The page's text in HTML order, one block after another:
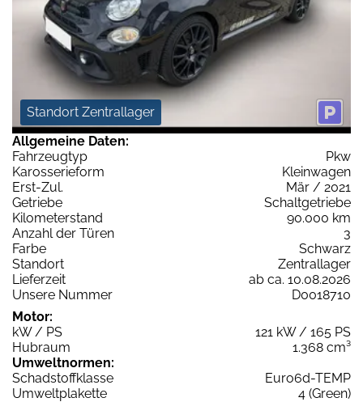
Standort Zentrallager
Allgemeine Daten:
Fahrzeugtyp
Pkw
Karosserieform
Kleinwagen
Erst-Zul.
Mär / 2021
Getriebe
Schaltgetriebe
Kilometerstand
90.000 km
Anzahl der Türen
3
Farbe
Schwarz
Standort
Zentrallager
Lieferzeit
ab ca. 10.08.2026
Unsere Nummer
D0018710
Motor:
kW / PS
121 kW / 165 PS
Hubraum
1.368 cm³
Umweltnormen:
Schadstoffklasse
Euro6d-TEMP
Umweltplakette
4 (Green)